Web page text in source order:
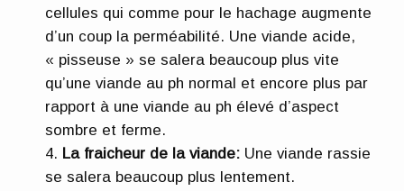
cellules qui comme pour le hachage augmente
d’un coup la perméabilité. Une viande acide,
« pisseuse » se salera beaucoup plus vite
qu’une viande au ph normal et encore plus par
rapport à une viande au ph élevé d’aspect
sombre et ferme.
La fraicheur de la viande: Une viande rassie
se salera beaucoup plus lentement.